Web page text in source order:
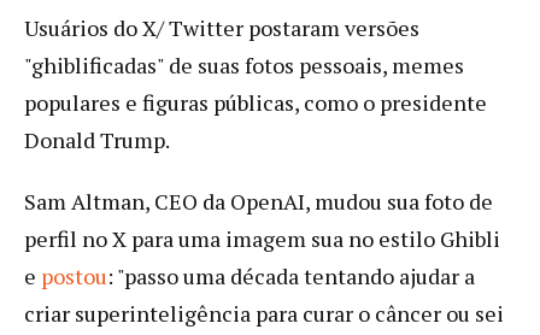
Usuários do X/ Twitter postaram versões
"ghiblificadas" de suas fotos pessoais, memes
populares e figuras públicas, como o presidente
Donald Trump.
Sam Altman, CEO da OpenAI, mudou sua foto de
perfil no X para uma imagem sua no estilo Ghibli
e postou: "passo uma década tentando ajudar a
criar superinteligência para curar o câncer ou sei